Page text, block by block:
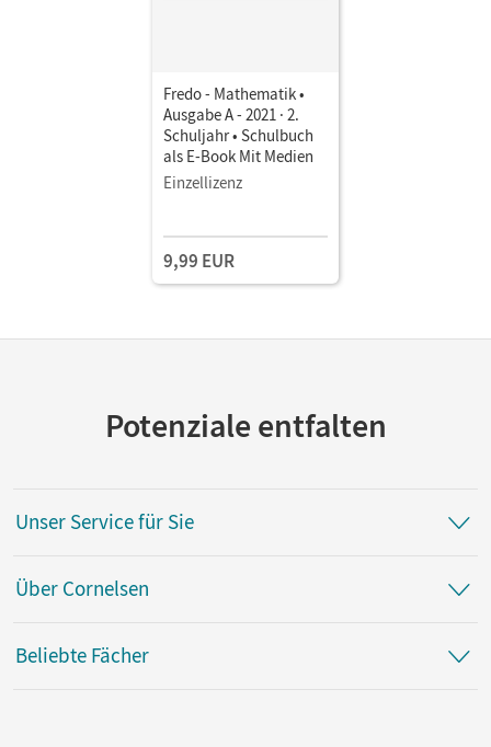
Fredo - Mathematik •
Ausgabe A - 2021 · 2.
Schuljahr • Schulbuch
als E-Book Mit Medien
Einzellizenz
9,99 EUR
Potenziale entfalten
Unser Service für Sie
Über Cornelsen
Beliebte Fächer